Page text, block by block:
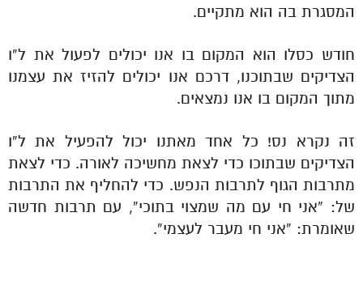
המסגרת בה הוא מתקיים.
חודש כסלו הוא המקום בו אנו יכולים לפעול את ל”ו
הצדיקים שבתוכנו, דרכם אנו יכולים להזיז את עצמנו
מתוך המקום בו אנו נמצאים.
זה נקרא נס! כל אחד מאתנו יכול להפעיל את ל”ו
הצדיקים שבתוכו כדי לצאת מחשיכה לאורה. כדי לצאת
מתרבות הגוף לתרבות הנפש. כדי להחליף את התרבות
של: “אני חי עם מה שמצוי בתוכי”, עם תרבות חדשה
שאומרת: “אני חי מעבר לעצמי”.